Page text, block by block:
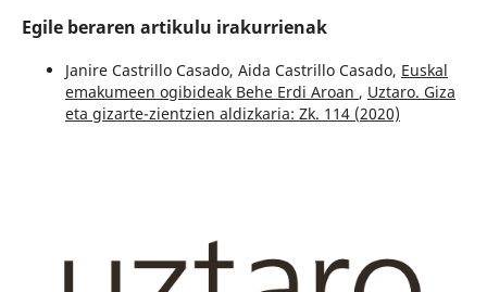
Egile beraren artikulu irakurrienak
Janire Castrillo Casado, Aida Castrillo Casado, Euskal
emakumeen ogibideak Behe Erdi Aroan , Uztaro. Giza
eta gizarte-zientzien aldizkaria: Zk. 114 (2020)